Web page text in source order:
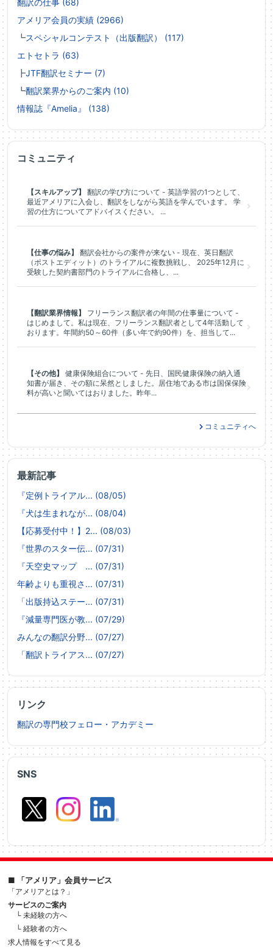
SNS
翻訳の仕事 (68)
アメリア会員の実績 (2966)
┗スペシャルコンテスト（出版翻訳） (117)
エトセトラ (63)
┣JTF翻訳セミナー (7)
┗翻訳業界からのご案内 (10)
情報誌『Amelia』 (138)
最新記事
『定例トライアル... (08/05)
『犬は生まれなが... (08/04)
【応募受付中！】2... (08/03)
『世界のスター伝... (07/31)
『天空史マップ ... (07/31)
年齢よりも重視さ... (07/31)
「出版持込ステー... (07/31)
『減量専門医が教... (07/29)
みんなの翻訳分野... (07/27)
「翻訳トライアス... (07/27)
リンク
翻訳の専門校フェロー・アカデミー
コミュニティ
【スキルアップ】
翻訳の学び方について - 英語学習の1つとして、
最近アメリアに入会し、翻訳をしながら英語を学んでいます。 学
習の仕方についてアドバイスください。 ...
【仕事の悩み】
翻訳会社からの案件が来ない - 現在、英日翻訳
（ポストエディット）のトライアルに複数挑戦し、 2025年12月に
受験した契約書部門のトライアルに合格し、...
【翻訳業界情報】
フリーランス翻訳者の年間の仕事量について -
はじめまして。私は現在、フリーランス翻訳者として4年活動して
おります。年間約50～60件（多い年で約90件）を、担当して...
【その他】
健康保険組合について - 先日、国民健康保険の納入通
知書が届き、その額に呆然としました。居住地である市は国保保険
料が高いと聞いてはおりました。昨年...
コミュニティへ
■ 「アメリア」会員サービス
「アメリアとは？」
サービスのご案内
└ 未経験の方へ
└ 経験者の方へ
求人情報をすべて見る